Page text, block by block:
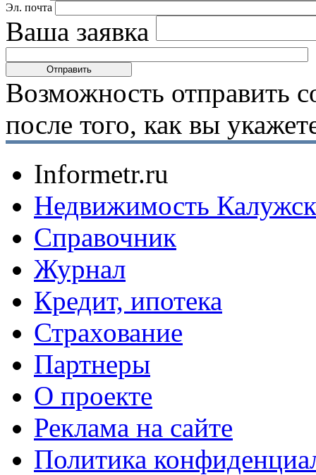
Эл. почта
Ваша заявка
Возможность отправить
после того, как вы
Informetr.ru
Недвижимость
Справочник
Журнал
Кредит, ипотека
Страхование
Партнеры
O проекте
Реклама на сайте
Политика